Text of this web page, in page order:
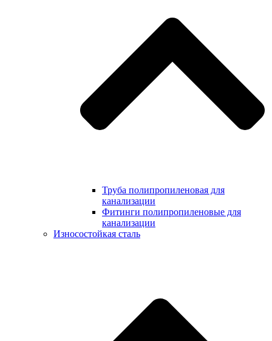
Труба полипропиленовая для
канализации
Фитинги полипропиленовые для
канализации
Износостойкая сталь